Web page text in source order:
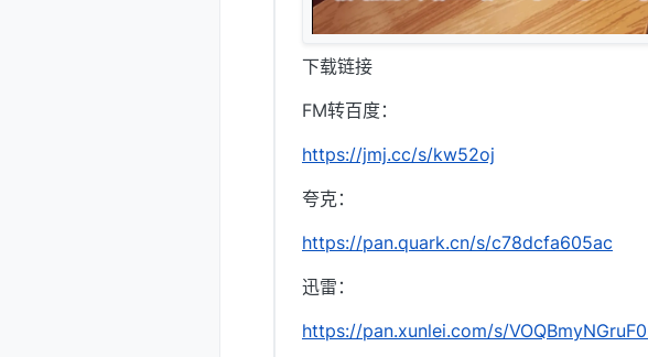
下载链接
FM转百度：
https://jmj.cc/s/kw52oj
夸克：
https://pan.quark.cn/s/c78dcfa605ac
迅雷：
https://pan.xunlei.com/s/